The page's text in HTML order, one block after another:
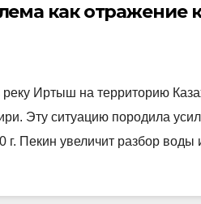
как отражение
Иртыш на территорию
Эту ситуацию породила
г. Пекин увеличит разбор воды